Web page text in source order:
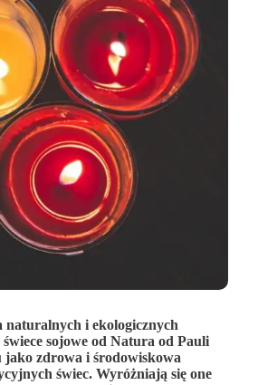
naturalnych i ekologicznych
sojowe od Natura od Pauli
jako zdrowa i środowiskowa
świec. Wyróżniają się one